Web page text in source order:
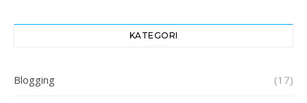
KATEGORI
Blogging (17)